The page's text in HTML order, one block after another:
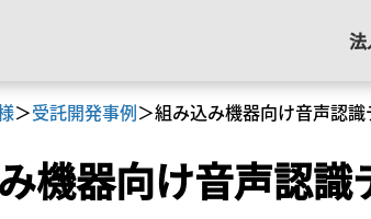
＞受託開発事例＞組み込み機器向け音声認識
機器向け音声認識